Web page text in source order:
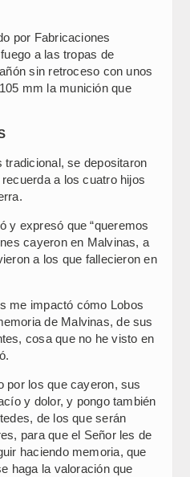
por Fabricaciones
a las tropas de
sin retroceso con unos
mm la munición que
se depositaron
a los cuatro hijos
y expresó que “queremos
cayeron en Malvinas, a
a los que fallecieron en
me impactó cómo Lobos
de Malvinas, de sus
cosa que no he visto en
por los que cayeron, sus
y dolor, y pongo también
de los que serán
para que el Señor les de
haciendo memoria, que
haga la valoración que